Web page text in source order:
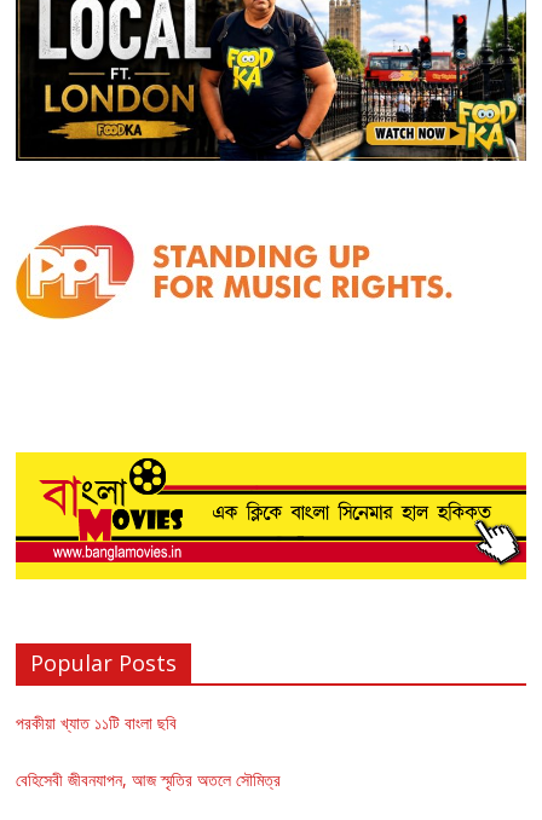
Popular Posts
পরকীয়া খ্যাত ১১টি বাংলা ছবি
বেহিসেবী জীবনযাপন, আজ স্মৃতির অতলে সৌমিত্র